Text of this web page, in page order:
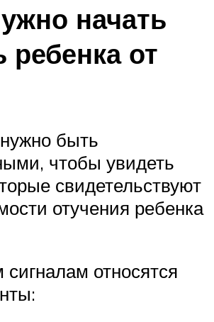
начать
ребенка от
быть
чтобы увидеть
свидетельствуют
отучения ребенка
сигналам относятся